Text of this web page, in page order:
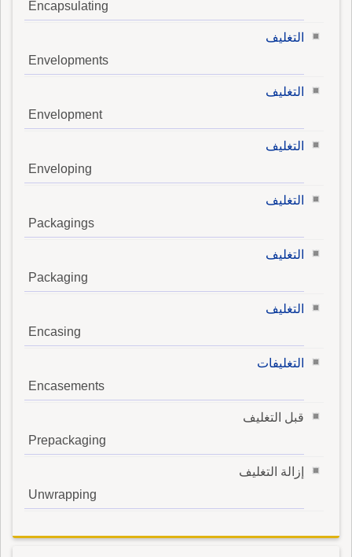
Encapsulating
التغليف
Envelopments
التغليف
Envelopment
التغليف
Enveloping
التغليف
Packagings
التغليف
Packaging
التغليف
Encasing
التغليفات
Encasements
قبل التغليف
Prepackaging
إزالة التغليف
Unwrapping